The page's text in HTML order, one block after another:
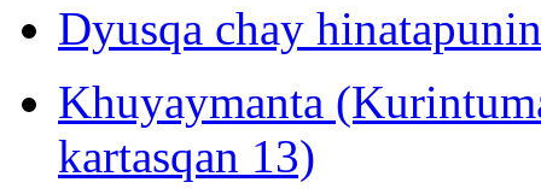
Dyusqa chay
Khuyaymanta
kartasqan 13)